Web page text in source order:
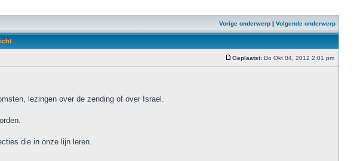
Vorige onderwerp | Volgende onderwerp
Geplaatst: Do Okt 04, 2012 2:01 pm
lezingen over de zending of over Israel.
die in onze lijn leren.